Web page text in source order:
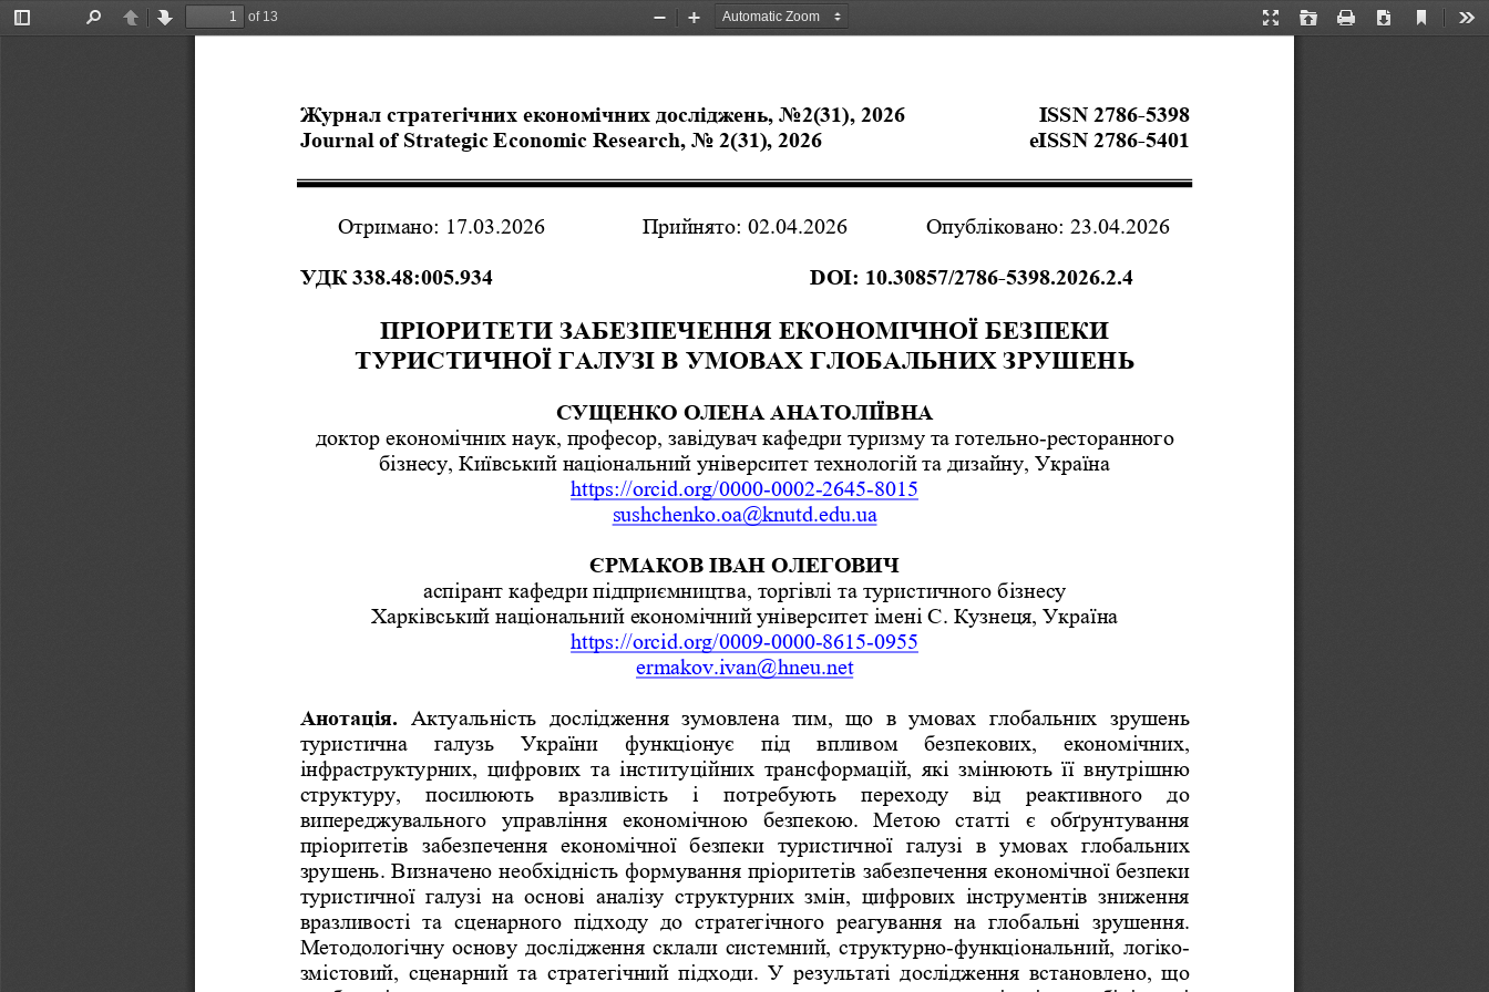
Toggle
PreviousNext
of 13
Presentation
Open Print Download
Current
Zoom
Zoom
Журнал стратегічних економічних досліджень, No2(31), 2026
ISSN 2786-5398
Journal of Strategic Economic Research, No 2(31), 2026
eISSN 2786-5401
Отримано: 17.03.2026 Прийнято: 02.04.2026 Опубліковано: 23.04.2026
УДК 338.48:005.934 DOI: 10.30857/2786-5398.2026.2.4
ПРІОРИТЕТИ ЗАБЕЗПЕЧЕННЯ ЕКОНОМІЧНОЇ БЕЗПЕКИ
ТУРИСТИЧНОЇ ГАЛУЗІ В УМОВАХ ГЛОБАЛЬНИХ ЗРУШЕНЬ
СУЩЕНКО ОЛЕНА АНАТОЛІЇВНА
доктор економічних наук, професор, завідувач кафедри туризму та готельно-ресторанного
бізнесу, Київський національний університет технологій та дизайну, Україна
https://orcid.org/0000-0002-2645-8015
sushchenko.oa@knutd.edu.ua
ЄРМАКОВ ІВАН ОЛЕГОВИЧ
аспірант кафедри підприємництва, торгівлі та туристичного бізнесу
Харківський національний економічний університет імені С. Кузнеця, Україна
https://orcid.org/0009-0000-8615-0955
ermakov.ivan@hneu.net
Анотація. Актуальність  дослідження  зумовлена  тим,  що  в  умовах  глобальних зрушень
туристична  галузь  України  функціонує  під  впливом  безпекових,  економічних,
інфраструктурних, цифрових та інституційних трансформацій, які змінюють її внутрішню
структуру,  посилюють  вразливість  і  потребують  переходу  від  реактивного  до
випереджувального  управління  економічною  безпекою.  Метою  статті
  є  обґрунтування
пріоритетів  забезпечення  економічної  безпеки  туристичної  галузі
  в  умовах  глобальних
зрушень. Визначено необхідність формування пріоритетів забезпечення економічної безпеки
туристичної  галузі  на  основі  аналізу  структурних  змін,  цифрових
  інструментів  зниження
вразливості  та  сценарного  підходу  до  стратегічного  реагування  на  глобальні  зрушення.
Методологічну основу дослідження склали системний, структурно-функціональний, логіко-
змістовий, сценарний та стратегічний підходи. У результаті дослідження встановлено, що